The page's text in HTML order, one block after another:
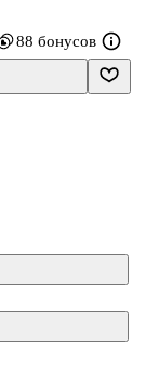
88 бонусов